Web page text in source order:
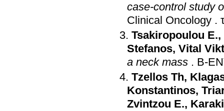
case-control study
Clinical Oncology .
Tsakiropoulou E.,
Stefanos, Vital
a neck mass . B-
Tzellos Th,
Konstantinos,
Zvintzou E.,